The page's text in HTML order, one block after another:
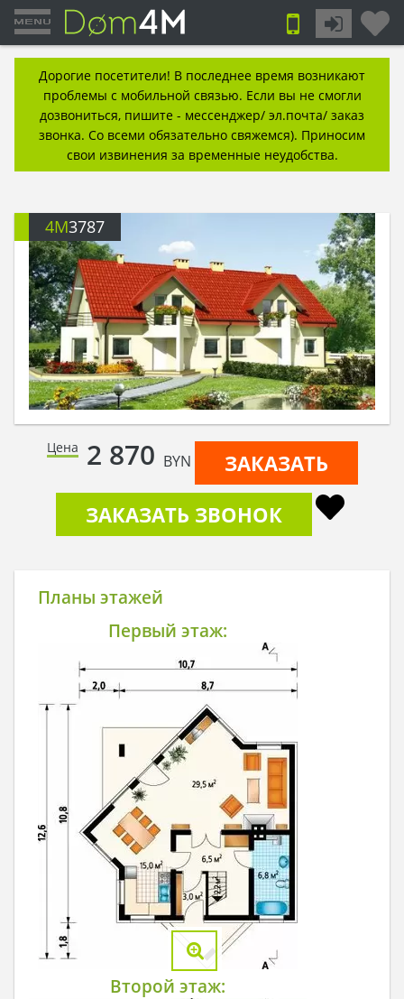
Дорогие посетители! В последнее время возникают
проблемы с мобильной связью. Если вы не смогли
дозвониться, пишите - мессенджер/ эл.почта/ заказ
звонка. Со всеми обязательно свяжемся). Приносим
свои извинения за временные неудобства.
4M3787
Цена 2 870 BYN
ЗАКАЗАТЬ
ЗАКАЗАТЬ ЗВОНОК
Планы этажей
Первый этаж:
Второй этаж: